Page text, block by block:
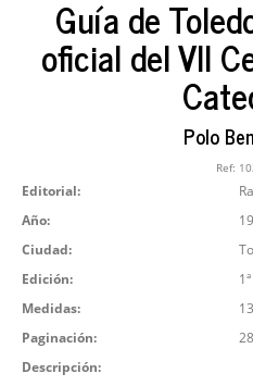
Guía de
oficial del VII
Polo
Ref:
Editorial:
Año:
Ciudad:
Edición:
Medidas:
Paginación:
Descripción: